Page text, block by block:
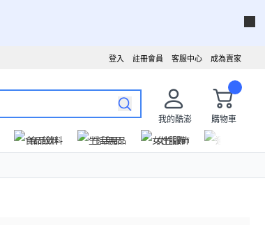
成為賣家
客服中心
註冊會員
登入
我的酷澎
購物車
食品飲料 生活用品 女性服飾